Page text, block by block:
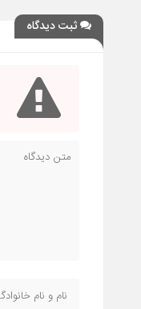
ثبت دیدگاه